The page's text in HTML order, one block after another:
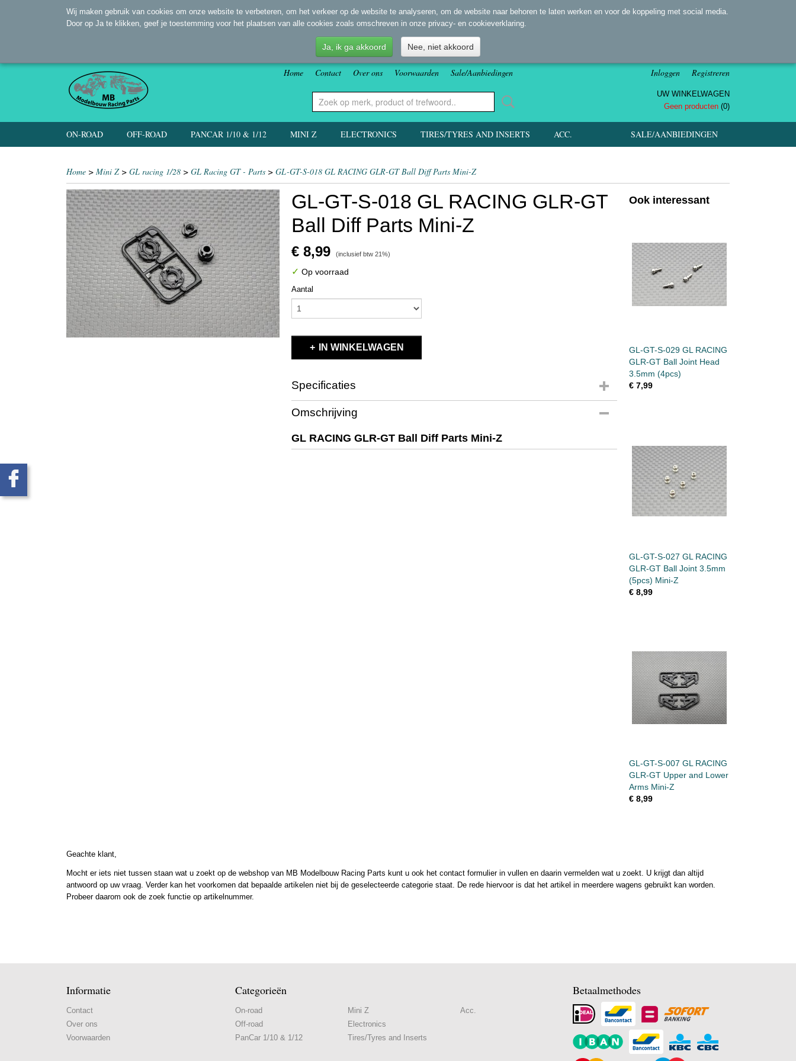
Home Contact Over ons Voorwaarden Sale/Aanbiedingen Inloggen Registreren
UW WINKELWAGEN
Geen producten (0)
SALE/AANBIEDINGEN
ON-ROAD OFF-ROAD PANCAR 1/10 & 1/12 MINI Z ELECTRONICS TIRES/TYRES AND INSERTS ACC.
Home > Mini Z> GL racing 1/28 > GL Racing GT - Parts > GL-GT-S-018 GL RACING GLR-GT Ball Diff Parts Mini-Z
GL-GT-S-018 GL RACING GLR-GT
Ball Diff Parts Mini-Z
€ 8,99 (inclusief btw 21%)
✓ Op voorraad
Aantal
IN WINKELWAGEN
Specificaties
Productcode
EAN code
Bruto gewicht
0,10 Kg
Omschrijving
GL RACING GLR-GT Ball Diff Parts Mini-Z
Ook interessant
GL-GT-S-029 GL RACING
GLR-GT Ball Joint Head
3.5mm (4pcs)
€ 7,99
GL-GT-S-027 GL RACING
GLR-GT Ball Joint 3.5mm
(5pcs) Mini-Z
€ 8,99
GL-GT-S-007 GL RACING
GLR-GT Upper and Lower
Arms Mini-Z
€ 8,99
Geachte klant,
Mocht er iets niet tussen staan wat u zoekt op de webshop van MB Modelbouw Racing Parts kunt u ook het contact formulier in vullen en daarin vermelden wat u zoekt. U krijgt dan altijd
antwoord op uw vraag. Verder kan het voorkomen dat bepaalde artikelen niet bij de geselecteerde categorie staat. De rede hiervoor is dat het artikel in meerdere wagens gebruikt kan worden.
Probeer daarom ook de zoek functie op artikelnummer.
Informatie
Contact
Over ons
Voorwaarden
Categorieën
On-road
Off-road
PanCar 1/10 & 1/12
Mini Z
Electronics
Tires/Tyres and Inserts
Acc.
Betaalmethodes
Wij maken gebruik van cookies om onze website te verbeteren, om het verkeer op de website te analyseren, om de website naar behoren te laten werken en voor de koppeling met social media.
Door op Ja te klikken, geef je toestemming voor het plaatsen van alle cookies zoals omschreven in onze privacy- en cookieverklaring.
Ja, ik ga akkoord Nee, niet akkoord